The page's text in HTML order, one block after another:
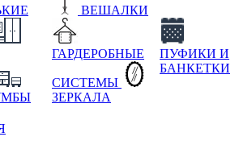
ВЕШАЛКИ
ГАРДЕРОБНЫЕ
СИСТЕМЫ
ЗЕРКАЛА
ПУФИКИ И
БАНКЕТКИ